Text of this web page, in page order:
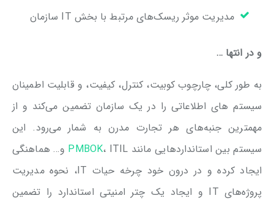
مدیریت موثر ریسک‌های مرتبط با بخش IT سازمان
و در انتها …
به طور کلی، چارچوب کوبیت، کنترل، کیفیت، و قابلیت اطمینان
سیستم های اطلاعاتی را در یک سازمان تضمین می‌کند و از
مهمترین جنبه‌های هر تجارت مدرن به شمار می‌رود. این
سیستم بین استانداردهایی مانند
PMBOK ، ITIL و… هماهنگی
ایجاد کرده و در درون خود چرخه حیات IT، نحوه مدیریت
پروژه‌های IT و ایجاد یک چتر امنیتی استاندارد را تضمین